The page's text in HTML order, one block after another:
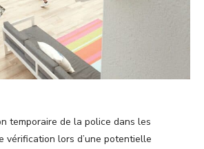
temporaire de la police dans les
vérification lors d’une potentielle